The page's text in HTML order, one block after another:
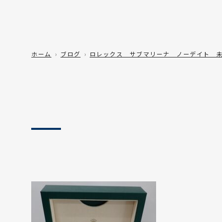
ホーム ブログ ロレックス サブマリーナ ノーデイト